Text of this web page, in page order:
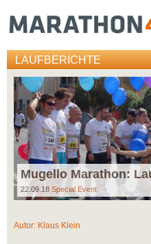
LAUFBERICHTE
Mugello Marathon:
22.09.18 Special Event
Autor: Klaus Klein